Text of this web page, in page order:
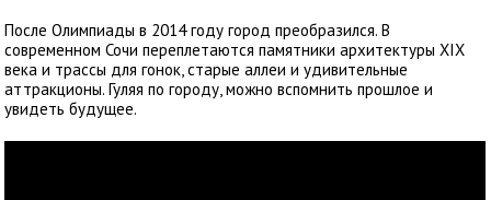
После Олимпиады в 2014 году город преобразился. В
современном Сочи переплетаются памятники архитектуры XIX
века и трассы для гонок, старые аллеи и удивительные
аттракционы. Гуляя по городу, можно вспомнить прошлое и
увидеть будущее.